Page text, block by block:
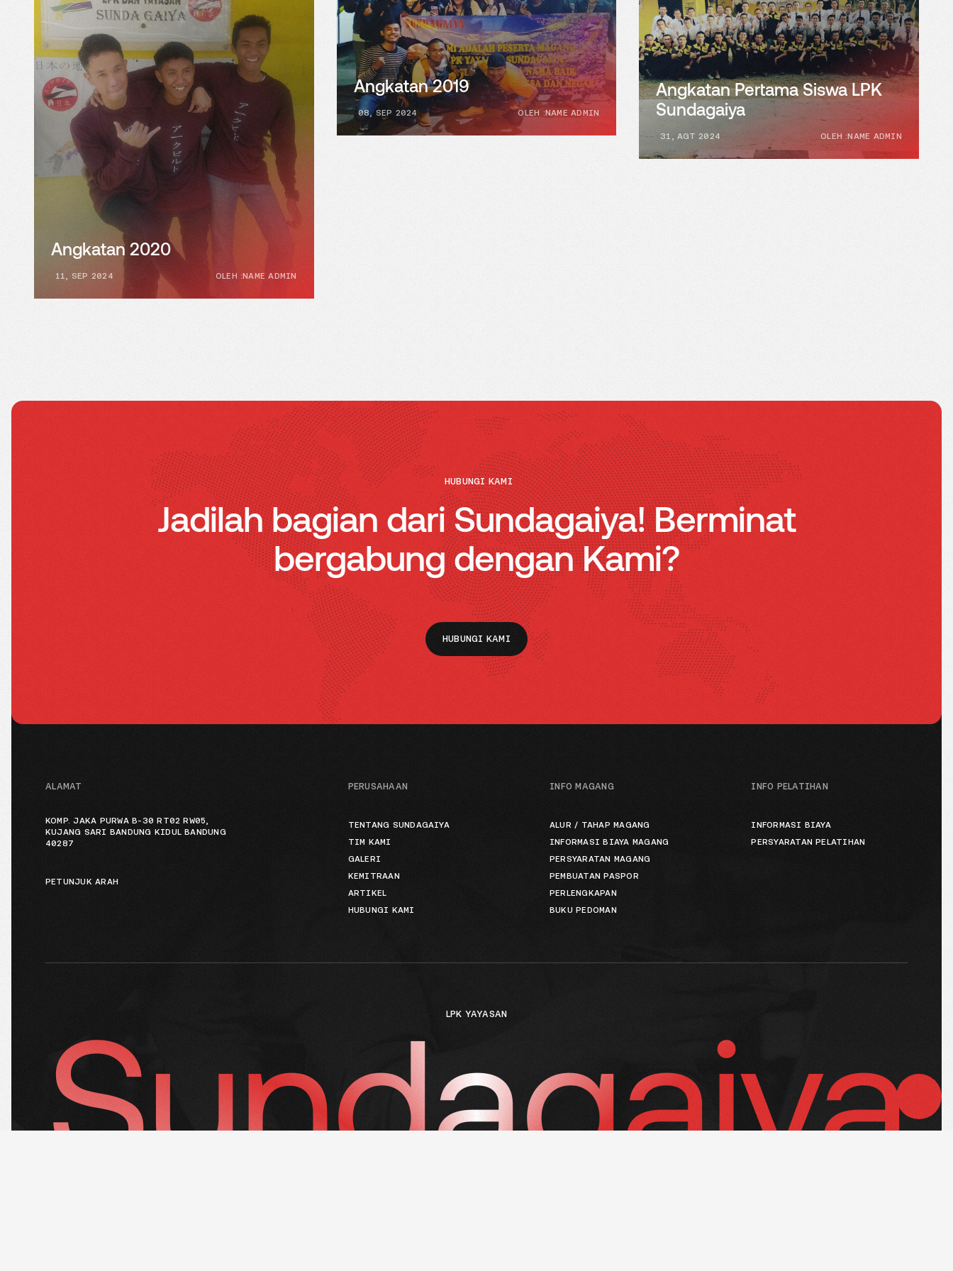
Angkatan 2020
11, SEP 2024 OLEH :NAME ADMIN
Angkatan 2019
08, SEP 2024 OLEH :NAME ADMIN
Angkatan Pertama Siswa LPK
Sundagaiya
31, AGT 2024 OLEH :NAME ADMIN
HUBUNGI KAMI
Jadilah bagian dari Sundagaiya! Berminat
bergabung dengan Kami?
HUBUNGI KAMI
ALAMAT
KOMP. JAKA PURWA B-30 RT02 RW05,
KUJANG SARI BANDUNG KIDUL BANDUNG
40287
PETUNJUK ARAH
PERUSAHAAN
TENTANG SUNDAGAIYA
TIM KAMI
GALERI
KEMITRAAN
ARTIKEL
HUBUNGI KAMI
INFO MAGANG
ALUR / TAHAP MAGANG
INFORMASI BIAYA MAGANG
PERSYARATAN MAGANG
PEMBUATAN PASPOR
PERLENGKAPAN
BUKU PEDOMAN
INFO PELATIHAN
INFORMASI BIAYA
PERSYARATAN PELATIHAN
LPK YAYASAN
Sundagaiya